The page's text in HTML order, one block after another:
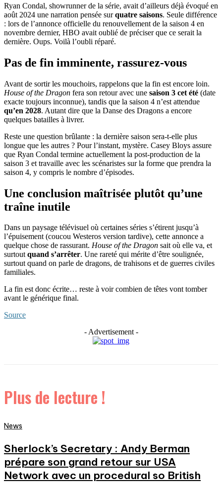
Ryan Condal, showrunner de la série, avait d’ailleurs déjà évoqué en
août 2024 une narration pensée surquatre saisons. Seule différence
: lors de l’annonce officielle du renouvellement de la saison 4 en
novembre dernier, HBO avait oublié de préciser que ce serait la
dernière. Oups. Voilà l’oubli réparé.
Pas de fin imminente, rassurez-vous
Avant de sortir les mouchoirs, rappelons que la fin est encore loin.
House of the Dragon fera son retour avec une saison 3 cet été (date
exacte toujours inconnue), tandis que la saison 4 n’est attendue
qu’en 2028. Autant dire que la Danse des Dragons a encore
quelques batailles à livrer.
Reste une question brûlante : la dernière saison sera-t-elle plus
longue que les autres ? Pour l’instant, mystère. Casey Bloys assure
que Ryan Condal termine actuellement la post-production de la
saison 3 et travaille avec les scénaristes sur la forme que prendra la
saison 4, y compris le nombre d’épisodes.
Une conclusion maîtrisée plutôt qu’une
traîne inutile
Dans un paysage télévisuel où certaines séries s’étirent jusqu’à
l’épuisement (coucou Westeros version tardive), cette annonce a
quelque chose de rassurant. House of the Dragon sait où elle va, et
surtoutquand s’arrêter. Une rareté qui mérite d’être soulignée,
surtout quand on parle de dragons, de trahisons et de guerres civiles
familiales.
La fin est donc écrite… reste à voir combien de têtes vont tomber
avant le générique final.
Source
- Advertisement -
Plus de lecture !
News
Sherlock’s Secretary : Andy Berman
prépare son grand retour sur USA
Network avec un procedural so British